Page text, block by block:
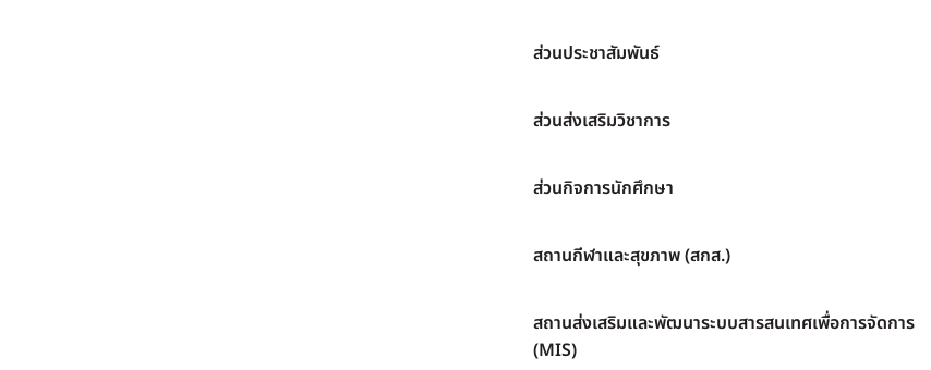
ส่วนประชาสัมพันธ์
ส่วนส่งเสริมวิชาการ
ส่วนกิจการนักศึกษา
สถานกีฬาและสุขภาพ (สกส.)
สถานส่งเสริมและพัฒนาระบบสารสนเทศเพื่อการจัดการ
(MIS)